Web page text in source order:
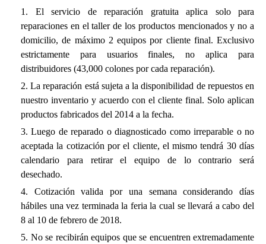
El servicio de reparación gratuita aplica solo para
reparaciones en el taller de los productos mencionados y no a
domicilio, de máximo 2 equipos por cliente final. Exclusivo
estrictamente para usuarios finales, no aplica para
distribuidores (43,000 colones por cada reparación).
La reparación está sujeta a la disponibilidad de repuestos en
nuestro inventario y acuerdo con el cliente final. Solo aplican
productos fabricados del 2014 a la fecha.
Luego de reparado o diagnosticado como irreparable o no
aceptada la cotización por el cliente, el mismo tendrá 30 días
calendario para retirar el equipo de lo contrario será
desechado.
Cotización valida por una semana considerando días
hábiles una vez terminada la feria la cual se llevará a cabo del
8 al 10 de febrero de 2018.
No se recibirán equipos que se encuentren extremadamente